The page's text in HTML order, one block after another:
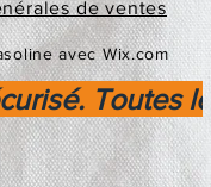
de ventes
avec Wix.com
Toutes